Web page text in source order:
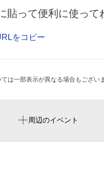
貼って便利に使って
をコピー
一部表示が異なる場合もござい
周辺のイベント
布忍駅
古本市場松原店
南大阪わくわく夏たび